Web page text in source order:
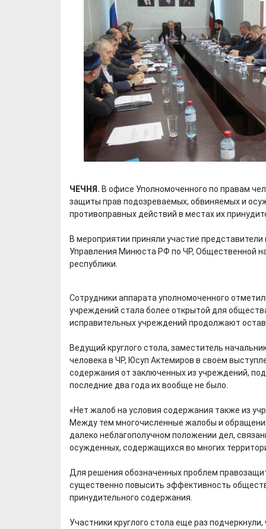
ЧЕЧНЯ. В офисе Уполномоченного по правам
защиты прав подозреваемых, обвиняемых и
противоправных действий в местах их
В мероприятии приняли участие
Управления Минюста РФ по ЧР, Общественной
республики.
Сотрудники аппарата уполномоченного
учреждений стала более открытой для
исправительных учреждений продолжают
Ведущий круглого стола, заместитель
человека в ЧР, Юсуп Актемиров в своем
содержания от заключенных из учреждений,
последние два года их вообще не было.
«Нет жалоб на условия содержания также из
Между тем многочисленные жалобы и
далеко неблагополучном положении дел,
осужденных, содержащихся во многих
Для решения обозначенных проблем
существенно повысить эффективность
принудительного содержания.
Участники круглого стола еще раз